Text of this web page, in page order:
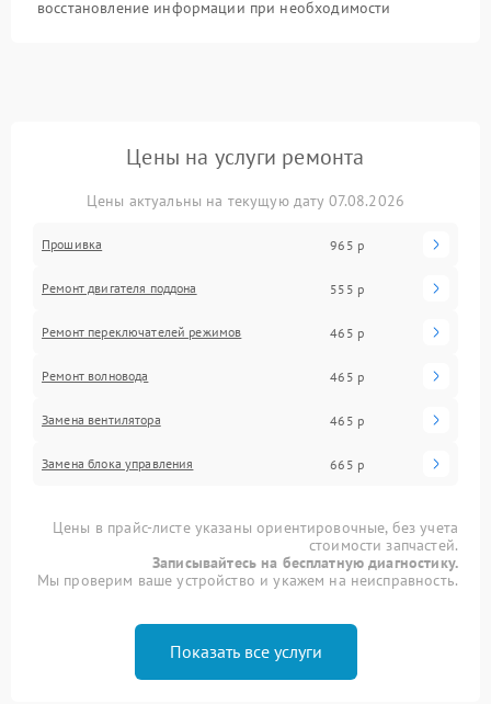
восстановление информации при необходимости
Цены на услуги ремонта
Цены актуальны на текущую дату 07.08.2026
Прошивка 965 р
Ремонт двигателя поддона 555 р
Ремонт переключателей режимов 465 р
Ремонт волновода 465 р
Замена вентилятора 465 р
Замена блока управления 665 р
Цены в прайс-листе указаны ориентировочные, без учета
стоимости запчастей.
Записывайтесь на бесплатную диагностику.
Мы проверим ваше устройство и укажем на неисправность.
Показать все услуги